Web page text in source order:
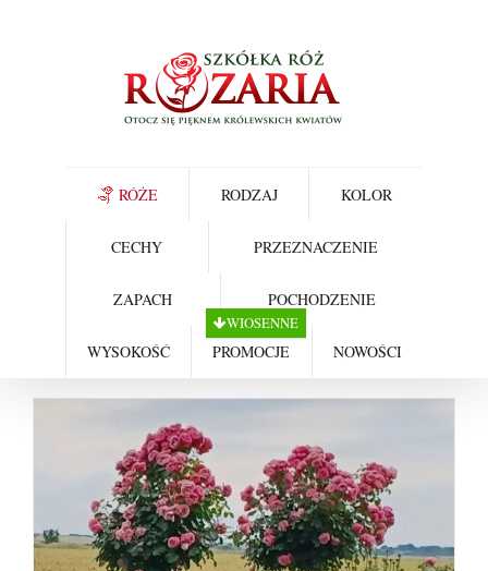
RÓŻE RODZAJ KOLOR
CECHY PRZEZNACZENIE
ZAPACH POCHODZENIE
WYSOKOŚĆ PROMOCJE
WIOSENNE
NOWOŚCI